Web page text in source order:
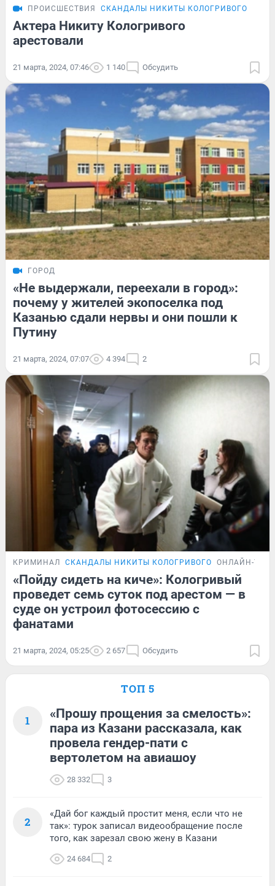
ПРОИСШЕСТВИЯ СКАНДАЛЫ НИКИТЫ КОЛОГРИВОГО
Актера Никиту Кологривого
арестовали
21 марта, 2024, 07:46 1 140 Обсудить
ГОРОД
«Не выдержали, переехали в город»:
почему у жителей экопоселка под
Казанью сдали нервы и они пошли к
Путину
21 марта, 2024, 07:07 4 394 2
КРИМИНАЛ СКАНДАЛЫ НИКИТЫ КОЛОГРИВОГО ОНЛАЙН-
«Пойду сидеть на киче»: Кологривый
проведет семь суток под арестом — в
суде он устроил фотосессию с
фанатами
21 марта, 2024, 05:25 2 657 Обсудить
ТОП 5
1
«Прошу прощения за смелость»:
пара из Казани рассказала, как
провела гендер-пати с
вертолетом на авиашоу
28 332 3
2
«Дай бог каждый простит меня, если что не
так»: турок записал видеообращение после
того, как зарезал свою жену в Казани
24 684 2